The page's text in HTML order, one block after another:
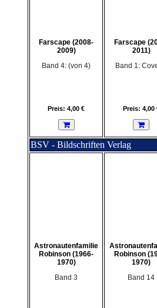
Farscape (2008-
2009)
Band 4: (von 4)
Preis: 4,00 €
Farscape
2011)
Band 1:
Preis: 4,00
BSV - Bildschriften Verlag
Astronautenfamilie
Robinson (1966-
1970)
Band 3
Robinson
1970)
Band 14